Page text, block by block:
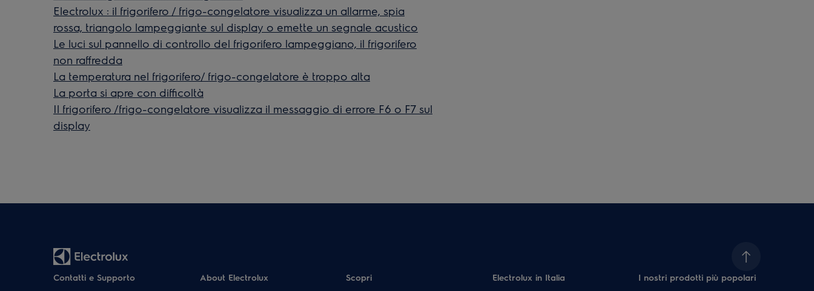
Electrolux : il frigorifero / frigo-congelatore visualizza un allarme, spia
rossa, triangolo lampeggiante sul display o emette un segnale acustico
Le luci sul pannello di controllo del frigorifero lampeggiano, il frigorifero
non raffredda
La temperatura nel frigorifero/ frigo-congelatore è troppo alta
La porta si apre con difficoltà
Il frigorifero /frigo-congelatore visualizza il messaggio di errore F6 o F7 sul
display
Contatti e Supporto About Electrolux Scopri Electrolux in Italia I nostri prodotti più popolari